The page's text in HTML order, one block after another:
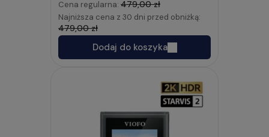
Cena regularna: 479,00 zł
Najniższa cena z 30 dni przed obniżką:
479,00 zł
Dodaj do koszyka